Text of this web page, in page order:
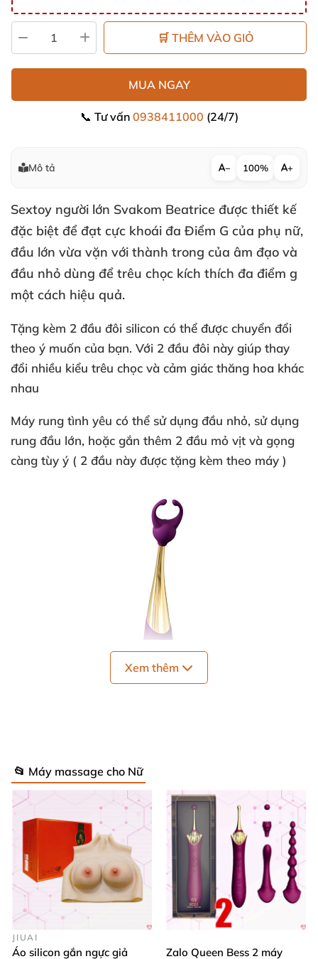
🛒 THÊM VÀO GIỎ
MUA NGAY
📞 Tư vấn 0938411000 (24/7)
Mô tả − 100% +
Sextoy người lớn Svakom Beatrice được thiết kế
đặc biệt để đạt cực khoái đa Điểm G của phụ nữ,
đầu lớn vừa vặn với thành trong của âm đạo và
đầu nhỏ dùng để trêu chọc kích thích đa điểm g
một cách hiệu quả.
Tặng kèm 2 đầu đôi silicon có thể được chuyển đổi
theo ý muốn của bạn. Với 2 đầu đôi này giúp thay
đổi nhiều kiểu trêu chọc và cảm giác thăng hoa khác
nhau
Máy rung tình yêu có thể sử dụng đầu nhỏ, sử dụng
rung đầu lớn, hoặc gắn thêm 2 đầu mỏ vịt và gọng
càng tùy ý ( 2 đầu này được tặng kèm theo máy )
Xem thêm
📂 Máy massage cho Nữ
JIUAI
Áo silicon gắn ngực giả
Zalo Queen Bess 2 máy